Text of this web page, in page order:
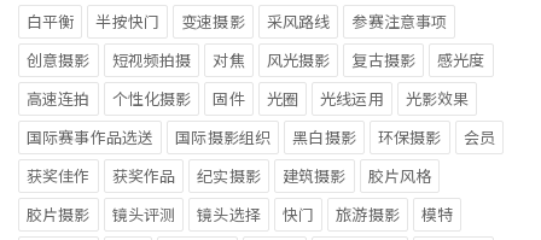
白平衡 半按快门 变速摄影 采风路线
参赛注意事项
创意摄影
短视频拍摄 对焦 风光摄影 复古摄影
感光度
高速连拍
个性化摄影 固件 光圈 光线运用
光影效果
国际赛事作品选送
国际摄影组织 黑白摄影 环保摄影
会员
获奖佳作
获奖作品 纪实摄影 建筑摄影
胶片风格
胶片摄影
镜头评测 镜头选择 快门 旅游摄影
模特